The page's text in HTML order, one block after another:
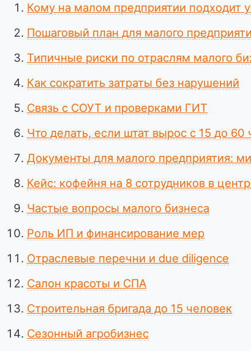
Кому на малом предприятии подходит
Пошаговый план для малого
Типичные риски по отраслям малого
Как сократить затраты без нарушений
Связь с СОУТ и проверками ГИТ
Что делать, если штат вырос с 15 до 60
Документы для малого предприятия:
Кейс: кофейня на 8 сотрудников в
Частые вопросы малого бизнеса
Роль ИП и финансирование мер
Отраслевые перечни и due diligence
Салон красоты и СПА
Строительная бригада до 15 человек
Сезонный агробизнес